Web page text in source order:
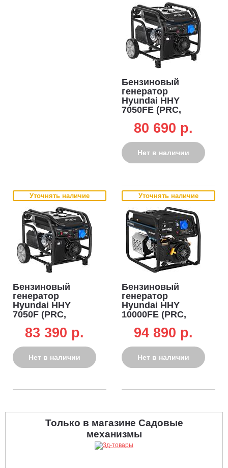
Бензиновый
генератор
Hyundai HHY
7050FE (PRC,
5,0/5,5 кВт, 25 л,
электро стартер,
комплект колёс,
94 кг)
80 690 p.
Нет в наличии
Уточнять наличие
Бензиновый
генератор
Hyundai HHY
7050F (PRC,
5,0/5,5 кВт, 25 л,
комплект колёс,
94 кг)
83 390 p.
Нет в наличии
Уточнять наличие
Бензиновый
генератор
Hyundai HHY
10000FE (PRC,
7,5/8 кВт, 25 л,
стартер, 89,5 кг)
94 890 p.
Нет в наличии
Только в магазине Садовые
механизмы